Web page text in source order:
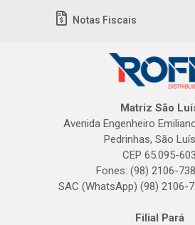
Notas Fiscais
Matriz São
Avenida Engenheiro
Pedrinhas, São
CEP 65.095-603
Fones: (98) 2106-
SAC (WhatsApp) (98) 2106-
Filial Pará